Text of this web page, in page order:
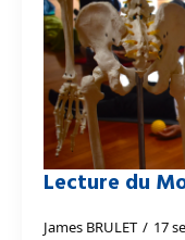
Lecture du
James BRULET 17